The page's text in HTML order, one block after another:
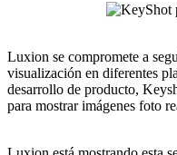
Luxion se compromete a
visualización en diferentes
desarrollo de producto,
para mostrar imágenes foto